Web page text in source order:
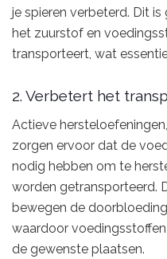
je spieren verbeterd. Dit
het zuurstof en
transporteert, wat
2. Verbetert het
Actieve
zorgen ervoor dat de
nodig hebben om te
worden getransporteerd.
bewegen de
waardoor
de gewenste plaatsen.